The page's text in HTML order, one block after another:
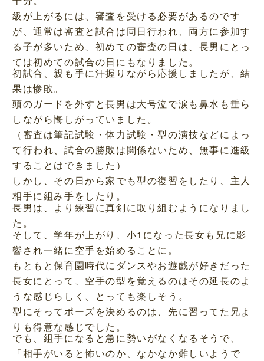
級が上がるには、審査を受ける必要があるのです
が、通常は審査と試合は同日行われ、両方に参加す
る子が多いため、初めての審査の日は、長男にとっ
ては初めての試合の日にもなりました。
初試合、親も手に汗握りながら応援しましたが、結
果は惨敗。
頭のガードを外すと長男は大号泣で涙も鼻水も垂ら
しながら悔しがっていました。
（審査は筆記試験・体力試験・型の演技などによっ
て行われ、試合の勝敗は関係ないため、無事に進級
することはできました）
しかし、その日から家でも型の復習をしたり、主人
相手に組み手をしたり。
長男は、より練習に真剣に取り組むようになりまし
た。
そして、学年が上がり、小1になった長女も兄に影
響され一緒に空手を始めることに。
もともと保育園時代にダンスやお遊戯が好きだった
長女にとって、空手の型を覚えるのはその延長のよ
うな感じらしく、とっても楽しそう。
型にそってポーズを決めるのは、先に習ってた兄よ
りも得意な感じでした。
でも、組手になると急に勢いがなくなるそうで、
「相手がいると怖いのか、なかなか難しいようで